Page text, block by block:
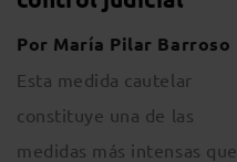
Por María Pilar Barroso
Esta medida cautelar
constituye una de las
medidas más intensas que